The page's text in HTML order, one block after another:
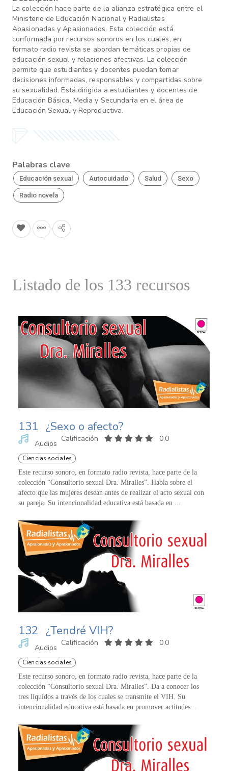
La colección hace parte de la alianza estratégica entre el
Ministerio de Educación Nacional y Radialistas
Apasionadas y Apasionados. Esta colección está
conformada por recursos sonoros en los cuales, en
formato radio revista se abordan temáticas propias de
educación sexual y relaciones afectivas. La colección
permite que estudiantes y docentes puedan tomar
decisiones informadas, responsables y compartidas sobre
su sexualidad. Está dirigida a estudiantes y docentes de
Educación Básica, Media y Secundaria en el área de
Educación Sexual y Reproductiva.
Palabras clave
Educación sexual Autocuidado Salud Sexo
Radio novela
Listado de los 133 recursos
131 ¿Sexo o afecto?
Audios
Calificación 0,0
Ciencias sociales
Este recurso sonoro, en formato radio revista, hace parte de la
colección “Consultorio sexual Dra. Miralles”. Habla sobre el
afecto que las mujeres desean antes de realizar el acto sexual con
su pareja. Su intencionalidad educativa está basada en ...
132 ¿Tendré VIH?
Audios
Calificación 0,0
Ciencias sociales
Este recurso sonoro, en formato radio revista, hace parte de la
colección “Consultorio sexual Dra. Miralles”. Da a conocer los
tres líquidos a través de los cuales se transmite el VIH. Su
intencionalidad educativa está basada en promover actitudes...